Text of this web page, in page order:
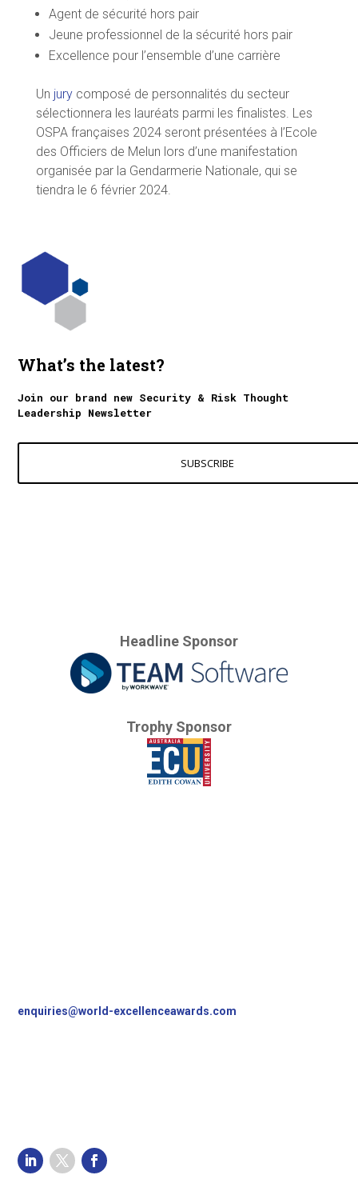
Agent de sécurité hors pair
Jeune professionnel de la sécurité hors pair
Excellence pour l’ensemble d’une carrière
Un jury composé de personnalités du secteur
sélectionnera les lauréats parmi les finalistes. Les
OSPA françaises 2024 seront présentées à l’Ecole
des Officiers de Melun lors d’une manifestation
organisée par la Gendarmerie Nationale, qui se
tiendra le 6 février 2024.
What’s the latest?
Join our brand new Security & Risk Thought
Leadership Newsletter
SUBSCRIBE
Headline Sponsor
Trophy Sponsor
enquiries@world-excellenceawards.com